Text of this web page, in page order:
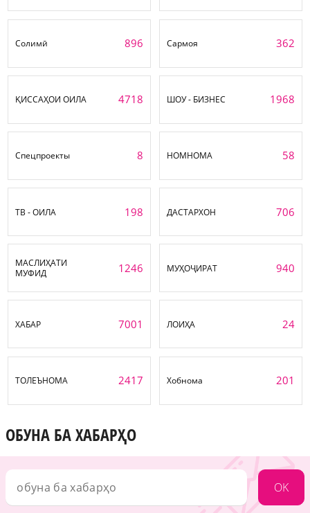
Солимӣ 896 Сармоя 362
ҚИССАҲОИ ОИЛА 4718 ШОУ - БИЗНЕС 1968
Спецпроекты 8 НОМНОМА 58
ТВ - ОИЛА 198 ДАСТАРХОН 706
МАСЛИҲАТИ
МУФИД
1246 МУҲОҶИРАТ 940
ХАБАР 7001 ЛОИҲА 24
ТОЛЕЪНОМА 2417 Хобнома 201
ОБУНА БА ХАБАРҲО
OK